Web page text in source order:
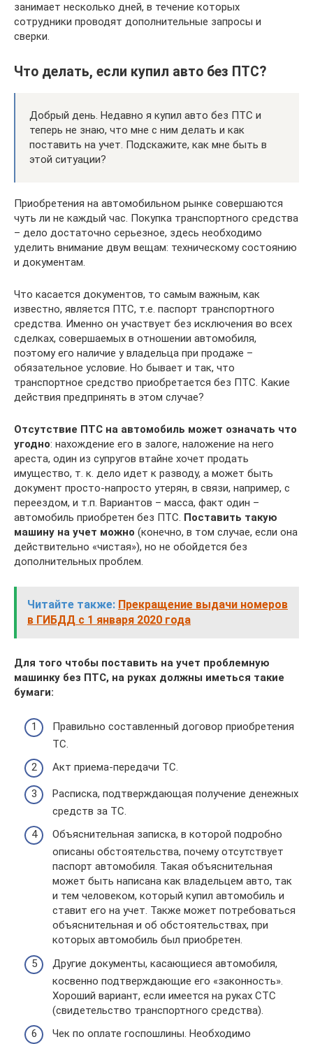
занимает несколько дней, в течение которых
сотрудники проводят дополнительные запросы и
сверки.
Что делать, если купил авто без ПТС?
Добрый день. Недавно я купил авто без ПТС и
теперь не знаю, что мне с ним делать и как
поставить на учет. Подскажите, как мне быть в
этой ситуации?
Приобретения на автомобильном рынке совершаются
чуть ли не каждый час. Покупка транспортного средства
– дело достаточно серьезное, здесь необходимо
уделить внимание двум вещам: техническому состоянию
и документам.
Что касается документов, то самым важным, как
известно, является ПТС, т.е. паспорт транспортного
средства. Именно он участвует без исключения во всех
сделках, совершаемых в отношении автомобиля,
поэтому его наличие у владельца при продаже –
обязательное условие. Но бывает и так, что
транспортное средство приобретается без ПТС. Какие
действия предпринять в этом случае?
Отсутствие ПТС на автомобиль может означать что
угодно: нахождение его в залоге, наложение на него
ареста, один из супругов втайне хочет продать
имущество, т. к. дело идет к разводу, а может быть
документ просто-напросто утерян, в связи, например, с
переездом, и т.п. Вариантов – масса, факт один –
автомобиль приобретен без ПТС. Поставить такую
машину на учет можно (конечно, в том случае, если она
действительно «чистая»), но не обойдется без
дополнительных проблем.
Читайте также: Прекращение выдачи номеров
в ГИБДД с 1 января 2020 года
Для того чтобы поставить на учет проблемную
машинку без ПТС, на руках должны иметься такие
бумаги:
Правильно составленный договор приобретения
ТС.
Акт приема-передачи ТС.
Расписка, подтверждающая получение денежных
средств за ТС.
Объяснительная записка, в которой подробно
описаны обстоятельства, почему отсутствует
паспорт автомобиля. Такая объяснительная
может быть написана как владельцем авто, так
и тем человеком, который купил автомобиль и
ставит его на учет. Также может потребоваться
объяснительная и об обстоятельствах, при
которых автомобиль был приобретен.
Другие документы, касающиеся автомобиля,
косвенно подтверждающие его «законность».
Хороший вариант, если имеется на руках СТС
(свидетельство транспортного средства).
Чек по оплате госпошлины. Необходимо